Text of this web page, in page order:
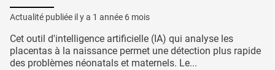
Actualité publiée il y a 1 année 6 mois
Cet outil d'intelligence artificielle (IA) qui analyse les
placentas à la naissance permet une détection plus rapide
des problèmes néonatals et maternels. Le...